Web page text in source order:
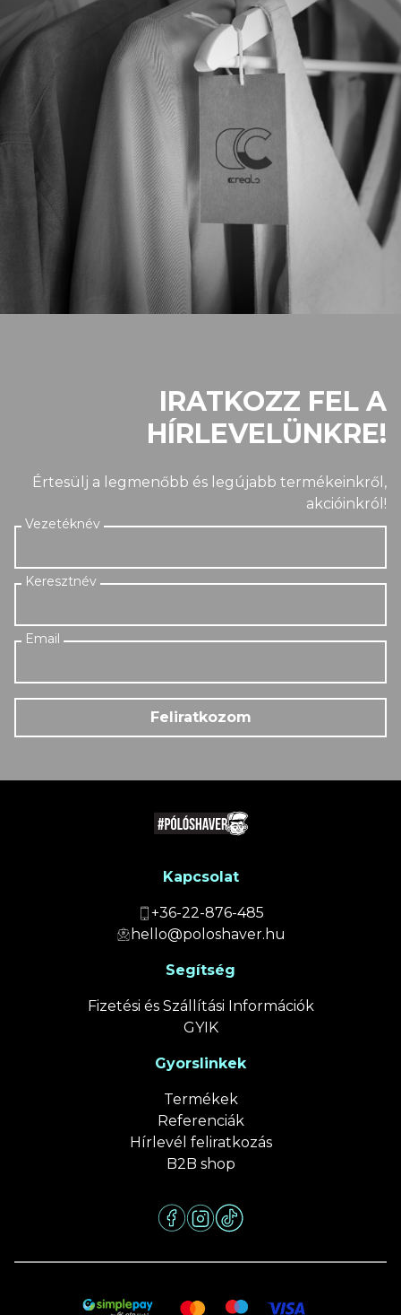
IRATKOZZ FEL A
HÍRLEVELÜNKRE!
Értesülj a legmenőbb és legújabb termékeinkről,
akcióinkról!
Feliratkozom
Kapcsolat
+36-22-876-485
hello@poloshaver.hu
Segítség
Fizetési és Szállítási Információk
GYIK
Gyorslinkek
Termékek
Referenciák
Hírlevél feliratkozás
B2B shop